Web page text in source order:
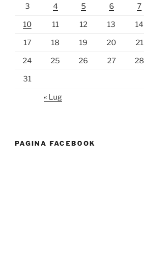
3 4 5 6 7
10 11 12 13 14
17 18 19 20 21
24 25 26 27 28
31
« Lug
PAGINA FACEBOOK